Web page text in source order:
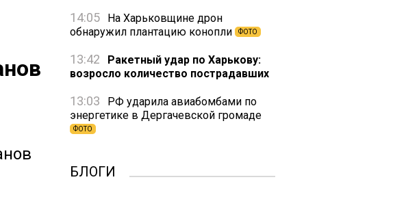
14:05
На Харьковщине дрон
обнаружил плантацию конопли
ФОТО
13:42
Ракетный удар по Харькову:
возросло количество пострадавших
13:03
РФ ударила авиабомбами по
энергетике в Дергачевской громаде
ФОТО
БЛОГИ